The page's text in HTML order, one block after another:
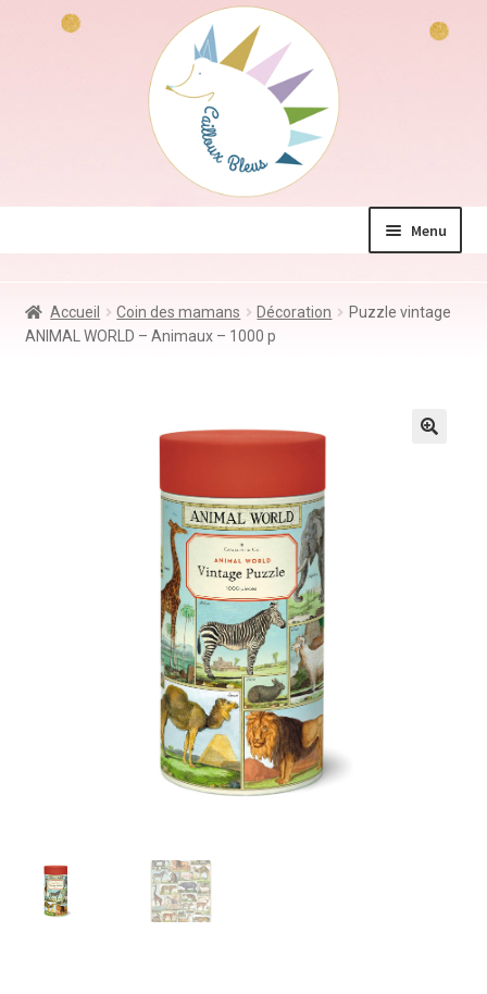
Menu
Jeux & Jouets
Accueil Coin des mamans Décoration
Puzzle vintage
ANIMAL WORLD – Animaux – 1000 p